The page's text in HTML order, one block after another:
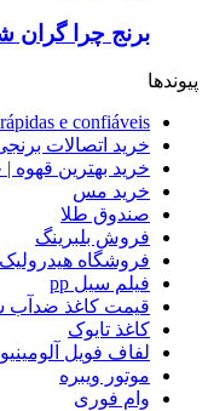
برنج چرا گران
پیوندها
e confiáveis
خرید اتصالات
خرید بهترین قهوه
خرید مس
صندوق طلا
فروش بلبرینگ
فروشگاه
فیلم سیل pp
قیمت کاغذ ضدآب
کاغذ تایوک
لفاف فویل
موتور ویبره
وام فوری